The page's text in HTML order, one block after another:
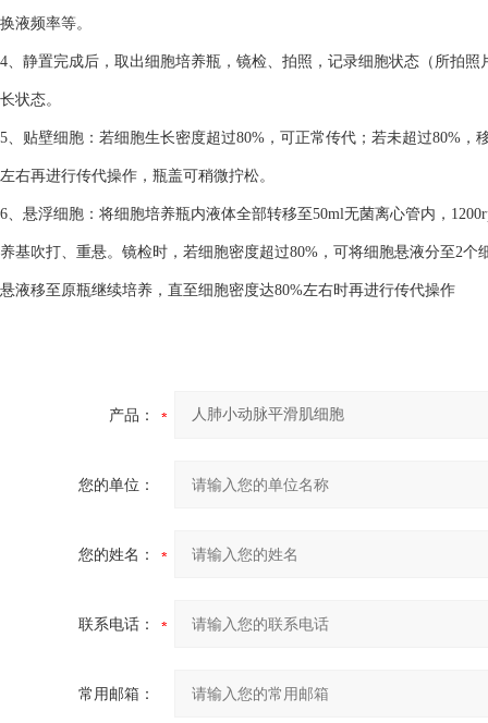
换液频率等。
4、静置完成后，取出细胞培养瓶，镜检、拍照，记录细胞状态（所拍
长状态。
5、贴壁细胞：若细胞生长密度超过80%，可正常传代；若未超过80%
左右再进行传代操作，瓶盖可稍微拧松。
6、悬浮细胞：将细胞培养瓶内液体全部转移至50ml无菌离心管内，
养基吹打、重悬。镜检时，若细胞密度超过80%，可将细胞悬液分至2
悬液移至原瓶继续培养，直至细胞密度达80%左右时再进行传代操作
产品：
您的单位：
您的姓名：
联系电话：
常用邮箱：